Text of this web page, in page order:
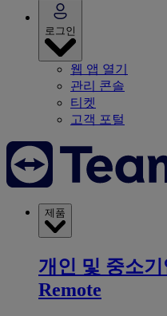
로그인
웹 앱 열기
관리 콘솔
티켓
고객 포털
제품
개인 및 중소기
Remote